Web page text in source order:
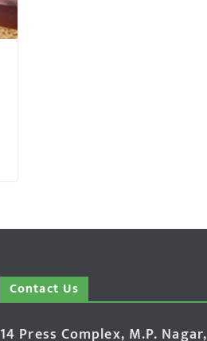
Contact Us
14 Press Complex, M.P. Nagar,